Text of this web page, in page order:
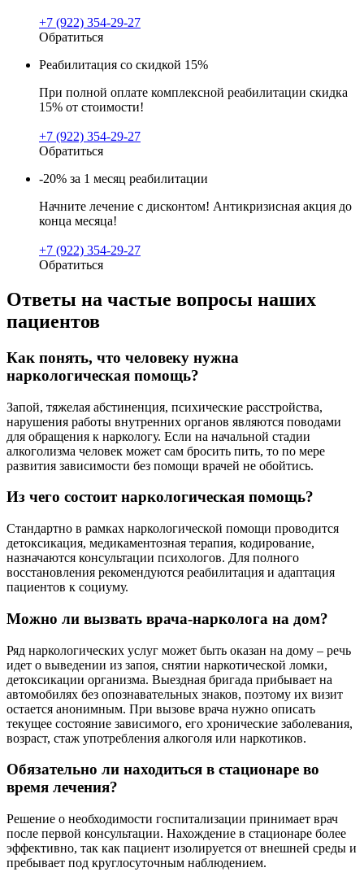
+7 (922) 354-29-27
Обратиться
Реабилитация со скидкой 15%
При полной оплате комплексной реабилитации скидка
15% от стоимости!
+7 (922) 354-29-27
Обратиться
-20% за 1 месяц реабилитации
Начните лечение с дисконтом! Антикризисная акция до
конца месяца!
+7 (922) 354-29-27
Обратиться
Ответы на частые вопросы наших
пациентов
Как понять, что человеку нужна
наркологическая помощь?
Запой, тяжелая абстиненция, психические расстройства,
нарушения работы внутренних органов являются поводами
для обращения к наркологу. Если на начальной стадии
алкоголизма человек может сам бросить пить, то по мере
развития зависимости без помощи врачей не обойтись.
Из чего состоит наркологическая помощь?
Стандартно в рамках наркологической помощи проводится
детоксикация, медикаментозная терапия, кодирование,
назначаются консультации психологов. Для полного
восстановления рекомендуются реабилитация и адаптация
пациентов к социуму.
Можно ли вызвать врача-нарколога на дом?
Ряд наркологических услуг может быть оказан на дому – речь
идет о выведении из запоя, снятии наркотической ломки,
детоксикации организма. Выездная бригада прибывает на
автомобилях без опознавательных знаков, поэтому их визит
остается анонимным. При вызове врача нужно описать
текущее состояние зависимого, его хронические заболевания,
возраст, стаж употребления алкоголя или наркотиков.
Обязательно ли находиться в стационаре во
время лечения?
Решение о необходимости госпитализации принимает врач
после первой консультации. Нахождение в стационаре более
эффективно, так как пациент изолируется от внешней среды и
пребывает под круглосуточным наблюдением.